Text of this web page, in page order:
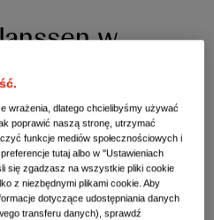
r
w
zebrali
prezenty
ramach wolontariatu
wrażenia, dlatego chcielibyśmy używać
poprawić naszą stronę, utrzymać
funkcje mediów społecznościowych i
tutaj albo w "Ustawieniach
się zgadzasz na wszystkie pliki cookie
z niezbędnymi plikami cookie. Aby
dotyczące udostępniania danych
transferu danych), sprawdź